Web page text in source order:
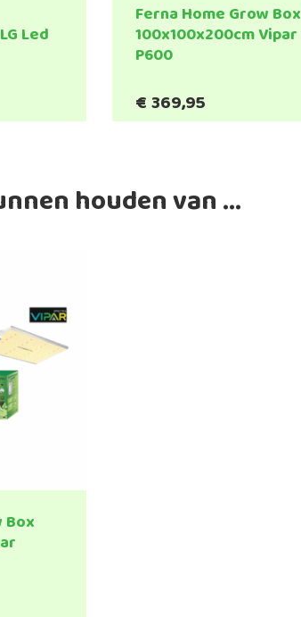
Led
Ferna Home Grow Box
100x100x200cm Vipar
P600
€369,95
houden van …
Box